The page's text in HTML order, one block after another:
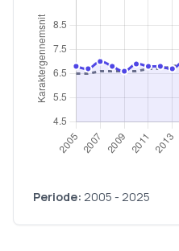
Periode: 2005 - 2025